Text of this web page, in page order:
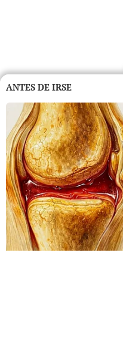
ANTES DE IRSE